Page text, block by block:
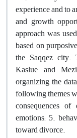
experience and to
and growth
approach was
based on
the Saqqez city.
Kaslue and
organizing the
following themes
consequences
emotions; 5.
toward divorce.